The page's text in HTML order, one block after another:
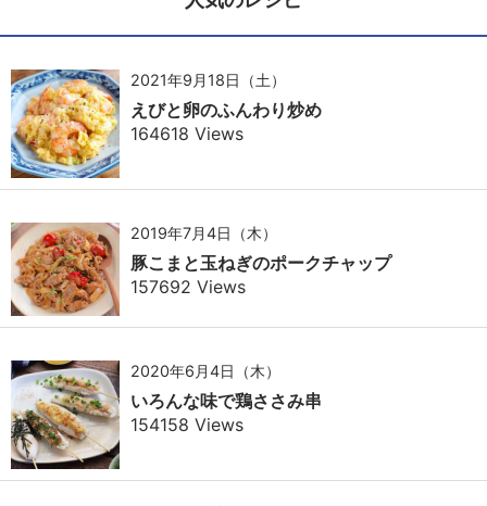
2021年9月18日（土）
えびと卵のふんわり炒め
164618 Views
2019年7月4日（木）
豚こまと玉ねぎのポークチャップ
157692 Views
2020年6月4日（木）
いろんな味で鶏ささみ串
154158 Views